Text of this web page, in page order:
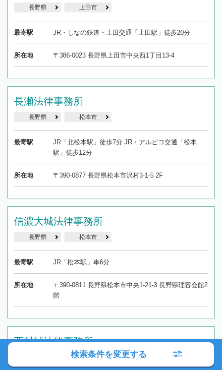
長野県 上田市
最寄駅 JR・しなの鉄道・上田交通「上田駅」徒歩20分
所在地 〒386-0023 長野県上田市中央西1丁目13-4
長瀬法律事務所
長野県 松本市
最寄駅
JR「北松本駅」徒歩7分 JR・アルピコ交通「松本
駅」徒歩12分
所在地 〒390-0877 長野県松本市沢村3-1-5 2F
信濃大城法律事務所
長野県 松本市
最寄駅 JR「松本駅」車6分
所在地
〒390-0811 長野県松本市中央1-21-3 長野県理容会館2
階
西村誠法律事務所
松本市
検索条件を変更する